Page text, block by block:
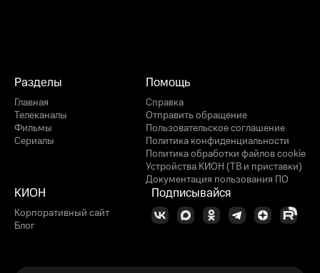
Разделы
Главная
Телеканалы
Фильмы
Сериалы
Помощь
Справка
Отправить обращение
Пользовательское соглашение
Политика конфиденциальности
Политика обработки файлов cookie
Устройства КИОН (ТВ и приставки)
Документация пользования ПО
КИОН
Корпоративный сайт
Блог
Подписывайся